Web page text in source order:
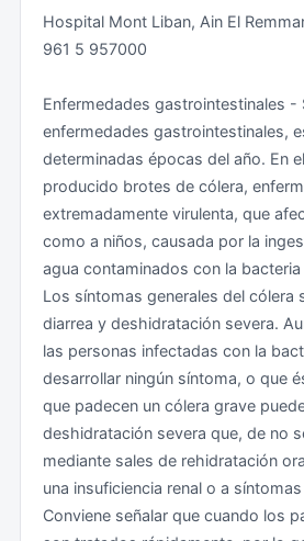
lo general, más de 48 horas. De
recuerda que el viaje a Siria está
Recomendaciones de Viaje para
Aviso importante
Teniendo en cuenta la
desaconsejando todo viaje al
razones de necesidad y de trabajo
aplazado, a la llegada se debe
documentación:
Billete de regreso (salvo
Pruebas de disponer de medios
suficientes para costear la
Reserva de hotel o prueba de su
Hospital Mont Liban, Ain El
961 5 957000
Enfermedades gastrointestinales -
enfermedades gastrointestinales,
determinadas épocas del año. En
producido brotes de cólera,
extremadamente virulenta, que
como a niños, causada por la
agua contaminados con la
Los síntomas generales del cólera
diarrea y deshidratación severa.
las personas infectadas con la
desarrollar ningún síntoma, o que
que padecen un cólera grave
deshidratación severa que, de no
mediante sales de rehidratación
una insuficiencia renal o a
Conviene señalar que cuando los